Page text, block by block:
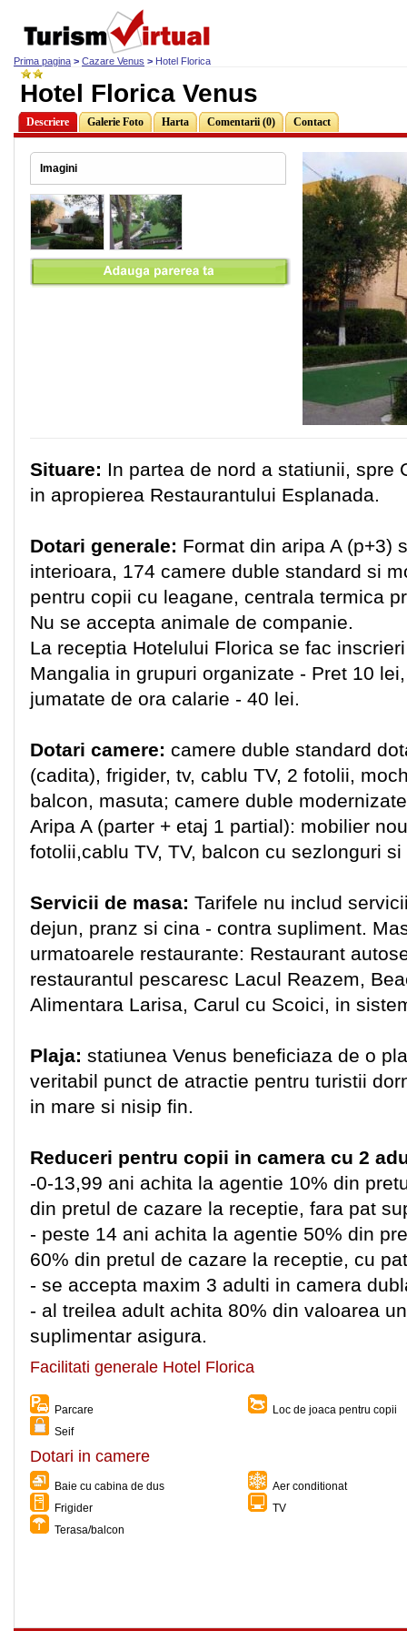
Prima pagina > Cazare Venus > Hotel Florica
Hotel Florica Venus
Descriere Galerie Foto Harta Comentarii (0) Contact
Imagini
Situare: In partea de nord a statiunii, spre
in apropierea Restaurantului Esplanada.
Dotari generale: Format din aripa A (p+3)
interioara, 174 camere duble standard si
pentru copii cu leagane, centrala termica
Nu se accepta animale de companie.
La receptia Hotelului Florica se fac
Mangalia in grupuri organizate - Pret 10
jumatate de ora calarie - 40 lei.
Dotari camere: camere duble standard
(cadita), frigider, tv, cablu TV, 2 fotolii,
balcon, masuta; camere duble
Aripa A (parter + etaj 1 partial): mobilier
fotolii,cablu TV, TV, balcon cu sezlonguri
Servicii de masa: Tarifele nu includ
dejun, pranz si cina - contra supliment.
urmatoarele restaurante: Restaurant
restaurantul pescaresc Lacul Reazem,
Alimentara Larisa, Carul cu Scoici, in
Plaja: statiunea Venus beneficiaza de o
veritabil punct de atractie pentru turistii
in mare si nisip fin.
Reduceri pentru copii in camera cu 2
-0-13,99 ani achita la agentie 10% din
din pretul de cazare la receptie, fara pat
- peste 14 ani achita la agentie 50% din
60% din pretul de cazare la receptie, cu
- se accepta maxim 3 adulti in camera
- al treilea adult achita 80% din valoarea
suplimentar asigura.
Facilitati generale Hotel Florica
Parcare
Loc de joaca pentru copii
Seif
Dotari in camere
Baie cu cabina de dus
Aer conditionat
Frigider
TV
Terasa/balcon